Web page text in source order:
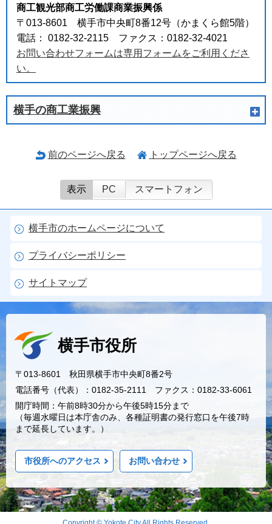
商工観光部商工労働課商業振興係
〒013-8601 横手市中央町8番12号（かまくら館5階）
電話： 0182-32-2115 ファクス：0182-32-4021
お問い合わせフォームは専用フォームをご利用くださ
い。
横手の商工業振興
前のページへ戻る トップページへ戻る
表示 PC スマートフォン
横手市のホームページについて
プライバシーポリシー
サイトマップ
横手市役所
〒013-8601 秋田県横手市中央町8番2号
電話番号（代表）：0182-35-2111 ファクス：0182-33-6061
開庁時間：午前8時30分から午後5時15分まで
（毎週水曜日は本庁舎のみ、各種証明書の発行窓口を午後7時
まで延長しています。）
市役所へのアクセス お問い合わせ